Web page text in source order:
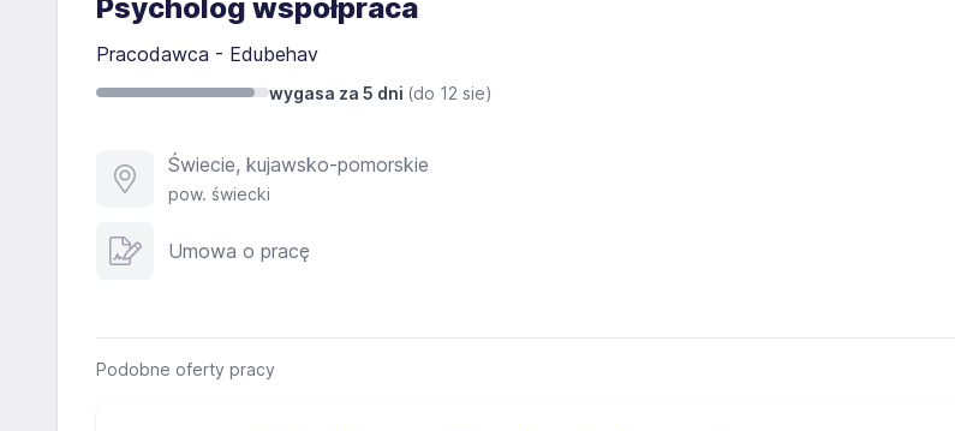
Psycholog współpraca
Pracodawca - Edubehav
wygasa za 5 dni (do 12 sie)
Świecie, kujawsko-pomorskie
pow. świecki
Umowa o pracę
Podobne oferty pracy